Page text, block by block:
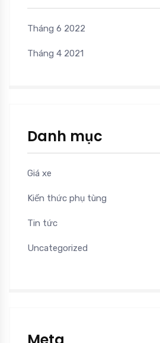
Tháng 6 2022
Tháng 4 2021
Danh mục
Giá xe
Kiến thức phụ tùng
Tin tức
Uncategorized